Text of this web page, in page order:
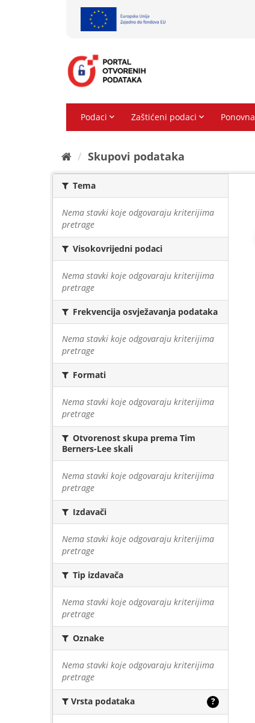
Skupovi podаtаkа
Tema
Nema stavki koje odgovaraju kriterijima
pretrage
Visokovrijedni podaci
Nema stavki koje odgovaraju kriterijima
pretrage
Frekvencija osvježavanja podataka
Nema stavki koje odgovaraju kriterijima
pretrage
Formati
Nema stavki koje odgovaraju kriterijima
pretrage
Otvorenost skupa prema Tim
Berners-Lee skali
Nema stavki koje odgovaraju kriterijima
pretrage
Izdavači
Nema stavki koje odgovaraju kriterijima
pretrage
Tip izdavača
Nema stavki koje odgovaraju kriterijima
pretrage
Oznake
Nema stavki koje odgovaraju kriterijima
pretrage
Vrsta podataka ?